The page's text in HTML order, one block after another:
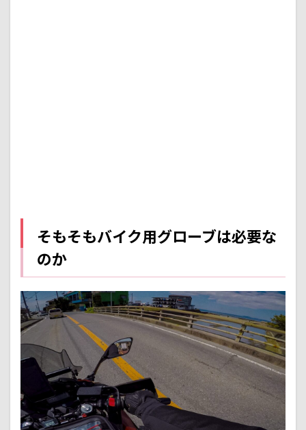
バイ
ク用
グロ
ーブ
の使
い分
け方
2.1
秋
ーズ
ング
ロー
ブ
そもそもバイク用グローブは必要な
のか